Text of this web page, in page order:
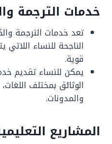
خدمات الترجمة
تعد خدمات الترجمة
الناجحة للنساء
قوية.
يمكن للنساء تقديم
الوثائق بمختلف
والمدونات.
المشاريع